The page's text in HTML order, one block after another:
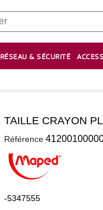
RÉSEAU & SÉCURITÉ
TAILLE CRAYON
Référence
-5347555